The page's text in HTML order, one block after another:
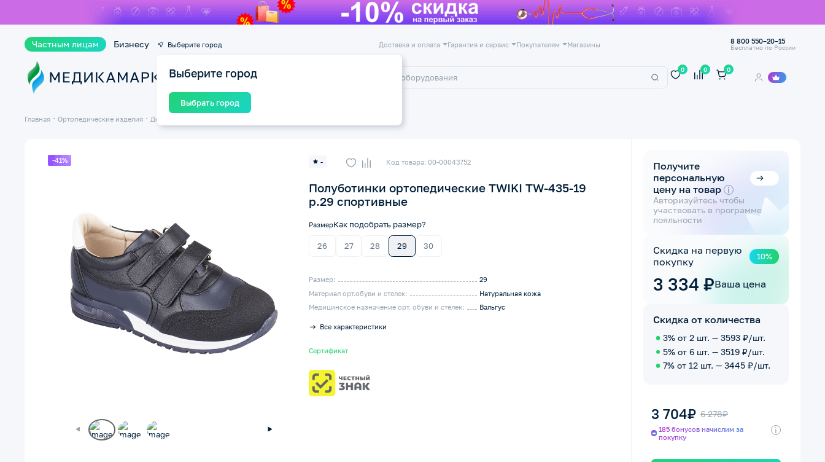
Частным лицам Бизнесу Выберите город
Выберите город
Выбрать город
Доставка и оплата Гарантия и сервис Покупателям Магазины 8 800 550–20–15
Бесплатно по России
Каталог
0 0 0
Главная Ортопедические изделия Детская ортопедическая обувь
-41% - Код товара: 00-00043752
Полуботинки ортопедические TWIKI TW-435-19
р.29 спортивные
РазмерКак подобрать размер?
26 27 28 29 30
Размер:
29
Материал орт.обуви и стелек:
Натуральная кожа
Медицинское назначение орт. обуви и стелек:
Вальгус
Все характеристики
Сертификат
Получите
персональную
цену на товар i
Авторизуйтесь чтобы
участвовать в программе
лояльности
Скидка на первую
покупку
10%
3 334 ₽Ваша цена
Скидка от количества
3% от 2 шт. — 3593 ₽/шт.
5% от 6 шт. — 3519 ₽/шт.
7% от 12 шт. — 3445 ₽/шт.
3 704₽ 6 278₽
185 бонусов начислим за
покупку
i